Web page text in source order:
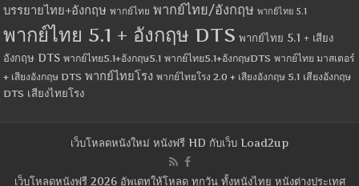
บรรยายไทย+อังกฤษ พากย์ไทย พากย์ไทย/อังกฤษ พากย์ไทย 5.1
พากย์ไทย 5.1 + อังกฤษ DTS พากย์ไทย 5.1 + เสียง
อังกฤษ DTS พากย์ไทย5.1+อังกฤษ5.1 พากย์ไทย5.1+อังกฤษDTS พากย์ไทย มาสเตอร์
+ เสียงอังกฤษ DTS พากย์ไทยโรง พากย์ไทยโรง 2.0 + เสียงอังกฤษ 5.1 เสียงอังกฤษ
DTS เสียงไทยโรง
เว็บโหลดหนังใหม่ หนังฟรี HD กับเว็บ Load2up
เว็บโหลดหนังฟรี 2026 อัพเดทให้โหลด ทุกวัน ทั้งหนังไทย หนังต่างประเทศ